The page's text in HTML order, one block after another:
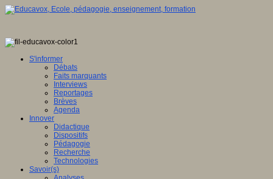
S'informer
Débats
Faits marquants
Interviews
Reportages
Brèves
Agenda
Innover
Didactique
Dispositifs
Pédagogie
Recherche
Technologies
Savoir(s)